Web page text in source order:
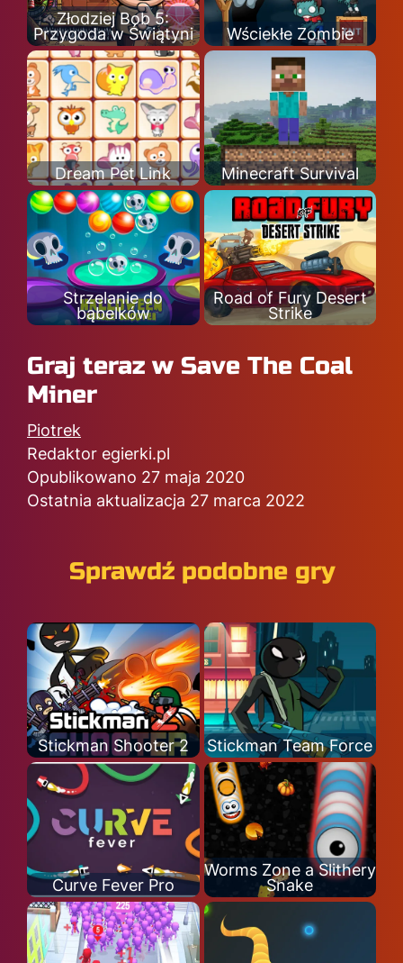
Złodziej Bob 5:
Przygoda w Świątyni
Wściekłe Zombie
Dream Pet Link Minecraft Survival
Strzelanie do
bąbelków
Road of Fury Desert
Strike
Graj teraz w Save The Coal
Miner
Piotrek
Redaktor egierki.pl
Opublikowano 27 maja 2020
Ostatnia aktualizacja 27 marca 2022
Sprawdź podobne gry
Stickman Shooter 2 Stickman Team Force
Curve Fever Pro
Worms Zone a Slithery
Snake